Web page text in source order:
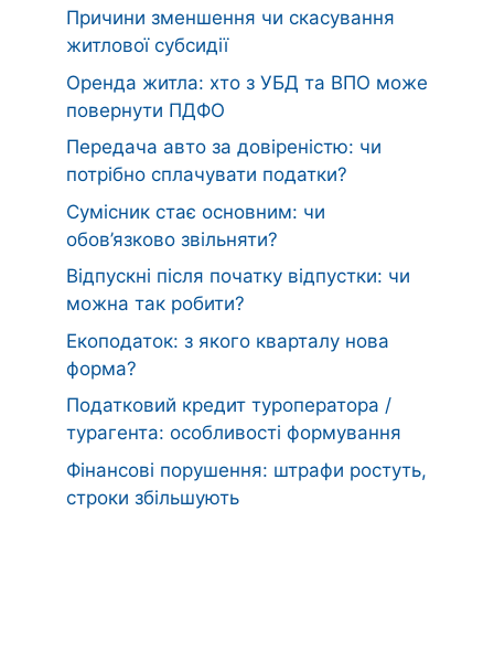
Причини зменшення чи скасування
житлової субсидії
Оренда житла: хто з УБД та ВПО може
повернути ПДФО
Передача авто за довіреністю: чи
потрібно сплачувати податки?
Сумісник стає основним: чи
обов’язково звільняти?
Відпускні після початку відпустки: чи
можна так робити?
Екоподаток: з якого кварталу нова
форма?
Податковий кредит туроператора /
турагента: особливості формування
Фінансові порушення: штрафи ростуть,
строки збільшують